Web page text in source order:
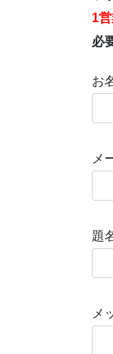
1
必
お
メ
題
メ